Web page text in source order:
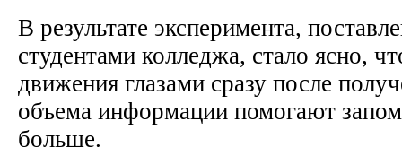
В результате эксперимента,
студентами колледжа, стало ясно,
движения глазами сразу после
объема информации помогают
больше.